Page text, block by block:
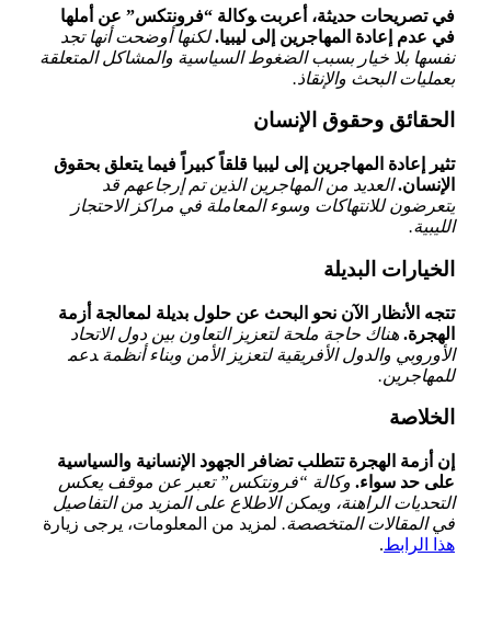
في تصريحات حديثة، أعربت ‍وكالة “فرونتكس” ‌عن أملها
⁤في عدم إعادة المهاجرين إلى ليبيا. لكنها أوضحت أنها تجد
نفسها بلا خيار​ بسبب الضغوط السياسية والمشاكل المتعلقة
بعمليات البحث والإنقاذ.
الحقائق وحقوق الإنسان
تثير إعادة المهاجرين إلى ليبيا قلقاً كبيراً فيما يتعلق بحقوق
الإنسان. العديد من المهاجرين الذين تم إرجاعهم قد
يتعرضون للانتهاكات وسوء المعاملة في مراكز الاحتجاز
الليبية.
الخيارات البديلة
تتجه الأنظار الآن نحو‌ البحث عن حلول بديلة لمعالجة أزمة
الهجرة. هناك حاجة ملحة ⁤لتعزيز التعاون⁣ بين دول الاتحاد
الأوروبي والدول الأفريقية ⁢لتعزيز الأمن وبناء أنظمة ‍دعم‍
للمهاجرين.
الخلاصة
إن أزمة الهجرة تتطلب تضافر الجهود الإنسانية والسياسية
على حد ⁣سواء. وكالة “فرونتكس” تعبر ‌عن موقف‌ يعكس
التحديات الراهنة، ⁢ويمكن ​الاطلاع على المزيد من ‌التفاصيل
⁣في المقالات المتخصصة.لمزيد من ⁣المعلومات، يرجى زيارة
هذا الرابط.